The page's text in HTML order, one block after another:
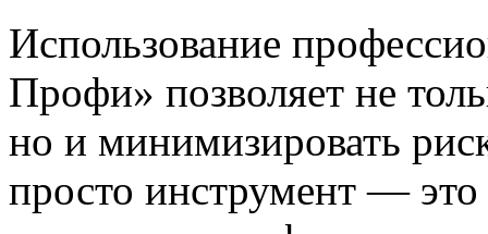
Использование
Профи» позволяет не
но и минимизировать
просто инструмент —